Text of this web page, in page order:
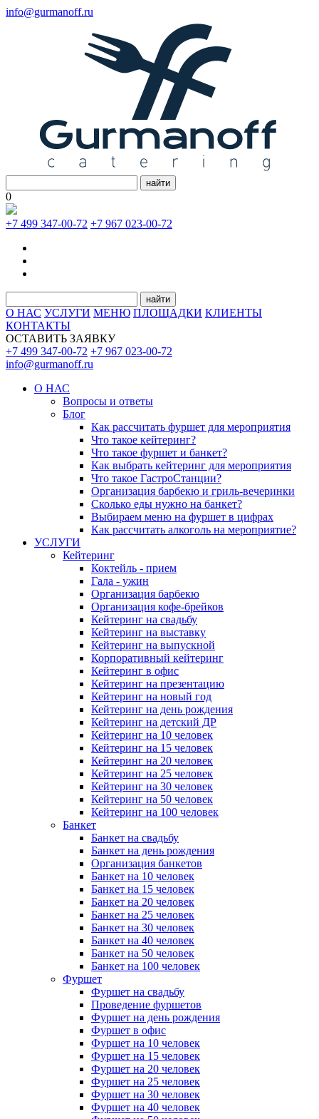
info@gurmanoff.ru
найти
0
+7 499 347-00-72 +7 967 023-00-72
найти
О НАС УСЛУГИ МЕНЮ ПЛОЩАДКИ КЛИЕНТЫ
КОНТАКТЫ
ОСТАВИТЬ ЗАЯВКУ
+7 499 347-00-72 +7 967 023-00-72
info@gurmanoff.ru
О НАС
Вопросы и ответы
Блог
Как рассчитать фуршет для мероприятия
Что такое кейтеринг?
Что такое фуршет и банкет?
Как выбрать кейтеринг для мероприятия
Что такое ГастроСтанции?
Организация барбекю и гриль-вечеринки
Сколько еды нужно на банкет?
Выбираем меню на фуршет в цифрах
Как рассчитать алкоголь на мероприятие?
УСЛУГИ
Кейтеринг
Коктейль - прием
Гала - ужин
Организация барбекю
Организация кофе-брейков
Кейтеринг на свадьбу
Кейтеринг на выставку
Кейтеринг на выпускной
Корпоративный кейтеринг
Кейтеринг в офис
Кейтеринг на презентацию
Кейтеринг на новый год
Кейтеринг на день рождения
Кейтеринг на детский ДР
Кейтеринг на 10 человек
Кейтеринг на 15 человек
Кейтеринг на 20 человек
Кейтеринг на 25 человек
Кейтеринг на 30 человек
Кейтеринг на 50 человек
Кейтеринг на 100 человек
Банкет
Банкет на свадьбу
Банкет на день рождения
Организация банкетов
Банкет на 10 человек
Банкет на 15 человек
Банкет на 20 человек
Банкет на 25 человек
Банкет на 30 человек
Банкет на 40 человек
Банкет на 50 человек
Банкет на 100 человек
Фуршет
Фуршет на свадьбу
Проведение фуршетов
Фуршет на день рождения
Фуршет в офис
Фуршет на 10 человек
Фуршет на 15 человек
Фуршет на 20 человек
Фуршет на 25 человек
Фуршет на 30 человек
Фуршет на 40 человек